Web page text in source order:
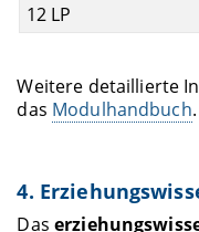
12 LP
Weitere detaillierte
das Modulhandbuch.
4.
Das